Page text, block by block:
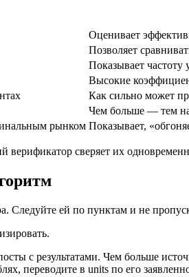
Оценивает
Позволяет
Показывает частоту
Высокие
Как сильно может
Чем больше — тем
рынком Показывает,
сверяет их
Следуйте ей по пунктам и не
с результатами. Чем больше
переводите в units по его